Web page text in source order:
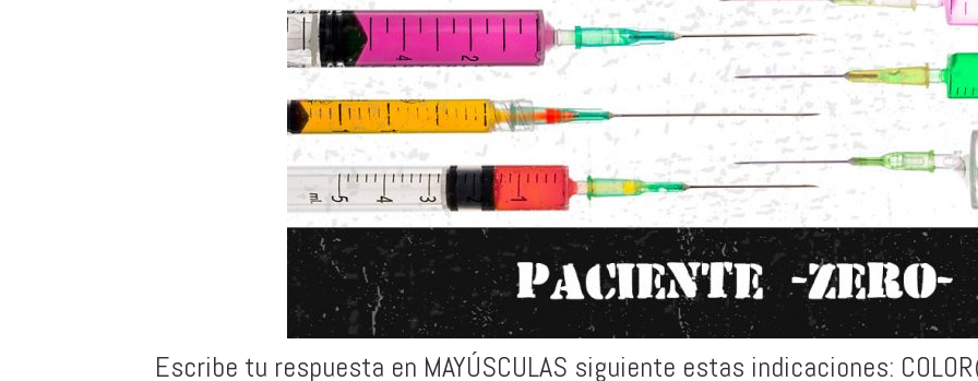
Escribe tu respuesta en MAYÚSCULAS siguiente estas indicaciones: